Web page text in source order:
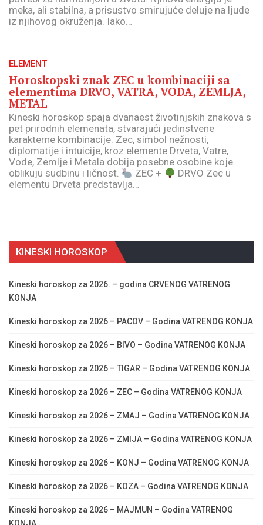
meka, ali stabilna, a prisustvo smirujuće deluje na ljude
iz njihovog okruženja. Iako…
ELEMENT
Horoskopski znak ZEC u kombinaciji sa
elementima DRVO, VATRA, VODA, ZEMLJA,
METAL
Kineski horoskop spaja dvanaest životinjskih znakova s
pet prirodnih elemenata, stvarajući jedinstvene
karakterne kombinacije. Zec, simbol nežnosti,
diplomatije i intuicije, kroz elemente Drveta, Vatre,
Vode, Zemlje i Metala dobija posebne osobine koje
oblikuju sudbinu i ličnost.
ZEC +
DRVO Zec u
elementu Drveta predstavlja…
KINESKI HOROSKOP
Kineski horoskop za 2026. – godina CRVENOG VATRENOG
KONJA
Kineski horoskop za 2026 – PACOV – Godina VATRENOG KONJA
Kineski horoskop za 2026 – BIVO – Godina VATRENOG KONJA
Kineski horoskop za 2026 – TIGAR – Godina VATRENOG KONJA
Kineski horoskop za 2026 – ZEC – Godina VATRENOG KONJA
Kineski horoskop za 2026 – ZMAJ – Godina VATRENOG KONJA
Kineski horoskop za 2026 – ZMIJA – Godina VATRENOG KONJA
Kineski horoskop za 2026 – KONJ – Godina VATRENOG KONJA
Kineski horoskop za 2026 – KOZA – Godina VATRENOG KONJA
Kineski horoskop za 2026 – MAJMUN – Godina VATRENOG